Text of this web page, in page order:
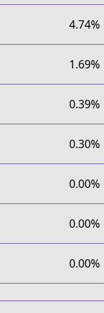
4.74%
1.69%
0.39%
0.30%
0.00%
0.00%
0.00%